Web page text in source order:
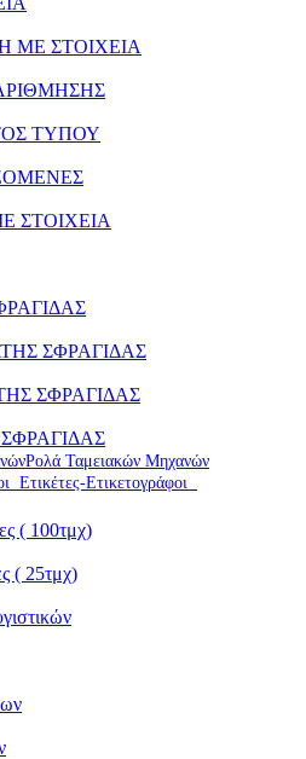
ΜΕ ΣΤΟΙΧΕΙΑ
ΤΥΠΟΥ
ΣΤΟΙΧΕΙΑ
ΣΦΡΑΓΙΔΑΣ
ΣΦΡΑΓΙΔΑΣ
Ρολά Ταμειακών Μηχανών
Ετικέτες-Ετικετογράφοι
( 100τμχ)
( 25τμχ)